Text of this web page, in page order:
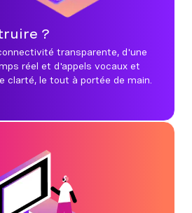
?
transparente, d'une
réel et d'appels vocaux et
clarté, le tout à portée de main.